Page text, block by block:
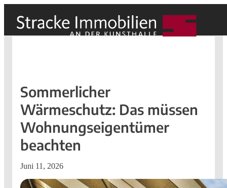
Sommerlicher
Wärmeschutz: Das müssen
Wohnungseigentümer
beachten
Juni 11, 2026